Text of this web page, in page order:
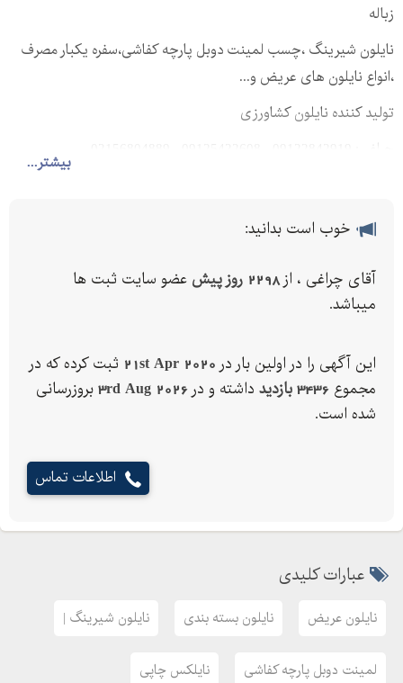
بیشتر...
زباله
نایلون شیرینگ ،چسب لمینت دوبل پارچه کفاشی،سفره یکبار مصرف
،انواع نایلون های عریض و...
تولید کننده نایلون کشاورزی
خوب است بدانید:
آقای چراغی ، از2298 روز پیش
عضو سایت ثبت ها
میباشد.
این آگهی را در اولین بار در 21st Apr 2020 ثبت کرده که در
مجموع 3436 بازدید داشته و در 3rd Aug 2026 بروزرسانی
شده است.
اطلاعات تماس
عبارات کلیدی
نایلون عریض نایلون بسته بندی نایلون شیرینگ |
لمینت دوبل پارچه کفاشی نایلکس چاپی